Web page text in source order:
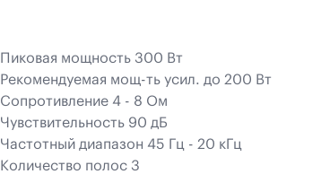
Пиковая мощность 300 Вт
Рекомендуемая мощ-ть усил. до 200 Вт
Сопротивление 4 - 8 Ом
Чувствительность 90 дБ
Частотный диапазон 45 Гц - 20 кГц
Количество полос 3